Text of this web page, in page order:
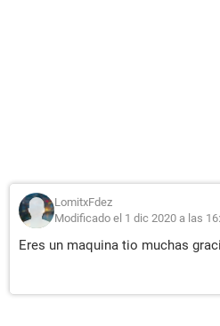
LomitxFdez
Modificado el 1 dic 2020 a las
Eres un maquina tio muchas